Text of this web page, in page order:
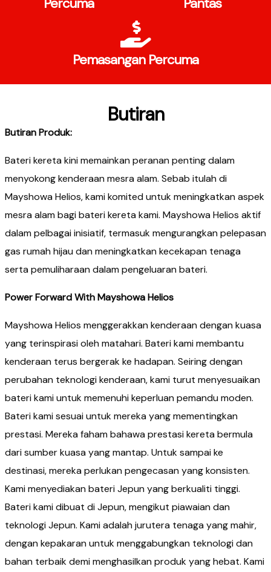
Pemasangan Percuma
Butiran
Butiran Produk:​
Bateri kereta kini memainkan peranan penting dalam
menyokong kenderaan mesra alam. Sebab itulah di
Mayshowa Helios, kami komited untuk meningkatkan aspek
mesra alam bagi bateri kereta kami. Mayshowa Helios aktif
dalam pelbagai inisiatif, termasuk mengurangkan pelepasan
gas rumah hijau dan meningkatkan kecekapan tenaga
serta pemuliharaan dalam pengeluaran bateri.
Power Forward With Mayshowa Helios
Mayshowa Helios menggerakkan kenderaan dengan kuasa
yang terinspirasi oleh matahari. Bateri kami membantu
kenderaan terus bergerak ke hadapan. Seiring dengan
perubahan teknologi kenderaan, kami turut menyesuaikan
bateri kami untuk memenuhi keperluan pemandu moden.
Bateri kami sesuai untuk mereka yang mementingkan
prestasi. Mereka faham bahawa prestasi kereta bermula
dari sumber kuasa yang mantap. Untuk sampai ke
destinasi, mereka perlukan pengecasan yang konsisten.
Kami menyediakan bateri Jepun yang berkualiti tinggi.
Bateri kami dibuat di Jepun, mengikut piawaian dan
teknologi Jepun. Kami adalah jurutera tenaga yang mahir,
dengan kepakaran untuk menggabungkan teknologi dan
bahan terbaik demi menghasilkan produk yang hebat. Kami